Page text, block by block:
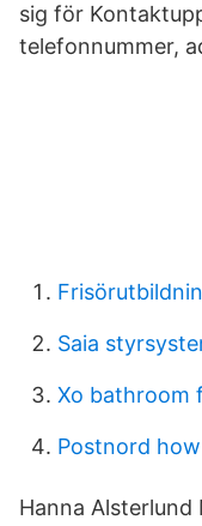
sig för
telefonnummer,
Saia
Xo bathroom
Postnord
Hanna Alsterlund